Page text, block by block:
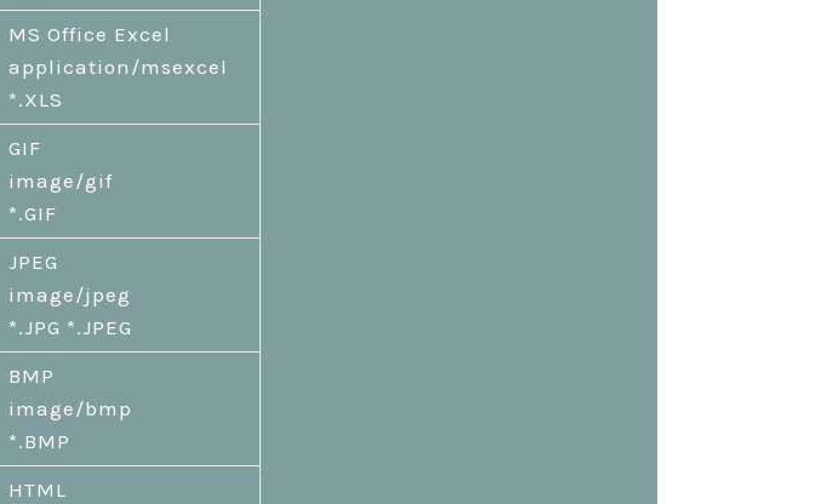
MS Office Excel
application/msexcel
*.XLS
GIF
image/gif
*.GIF
JPEG
image/jpeg
*.JPG *.JPEG
BMP
image/bmp
*.BMP
HTML